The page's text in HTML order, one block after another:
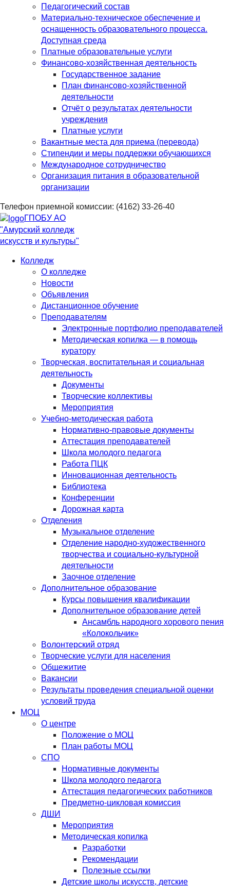
Педагогический состав
Материально-техническое обеспечение и
оснащенность образовательного процесса.
Доступная среда
Платные образовательные услуги
Финансово-хозяйственная деятельность
Государственное задание
План финансово-хозяйственной
деятельности
Отчёт о результатах деятельности
учреждения
Платные услуги
Вакантные места для приема (перевода)
Стипендии и меры поддержки обучающихся
Международное сотрудничество
Организация питания в образовательной
организации
Телефон приемной комиссии: (4162) 33-26-40
ГПОБУ АО
"Амурский колледж
искусств и культуры"
Колледж
О колледже
Новости
Объявления
Дистанционное обучение
Преподавателям
Электронные портфолио преподавателей
Методическая копилка — в помощь
куратору
Творческая, воспитательная и социальная
деятельность
Документы
Творческие коллективы
Мероприятия
Учебно-методическая работа
Нормативно-правовые документы
Аттестация преподавателей
Школа молодого педагога
Работа ПЦК
Инновационная деятельность
Библиотека
Конференции
Дорожная карта
Отделения
Музыкальное отделение
Отделение народно-художественного
творчества и социально-культурной
деятельности
Заочное отделение
Дополнительное образование
Курсы повышения квалификации
Дополнительное образование детей
Ансамбль народного хорового пения
«Колокольчик»
Волонтерский отряд
Творческие услуги для населения
Общежитие
Вакансии
Результаты проведения специальной оценки
условий труда
МОЦ
О центре
Положение о МОЦ
План работы МОЦ
СПО
Нормативные документы
Школа молодого педагога
Аттестация педагогических работников
Предметно-цикловая комиссия
ДШИ
Мероприятия
Методическая копилка
Разработки
Рекомендации
Полезные ссылки
Детские школы искусств, детские